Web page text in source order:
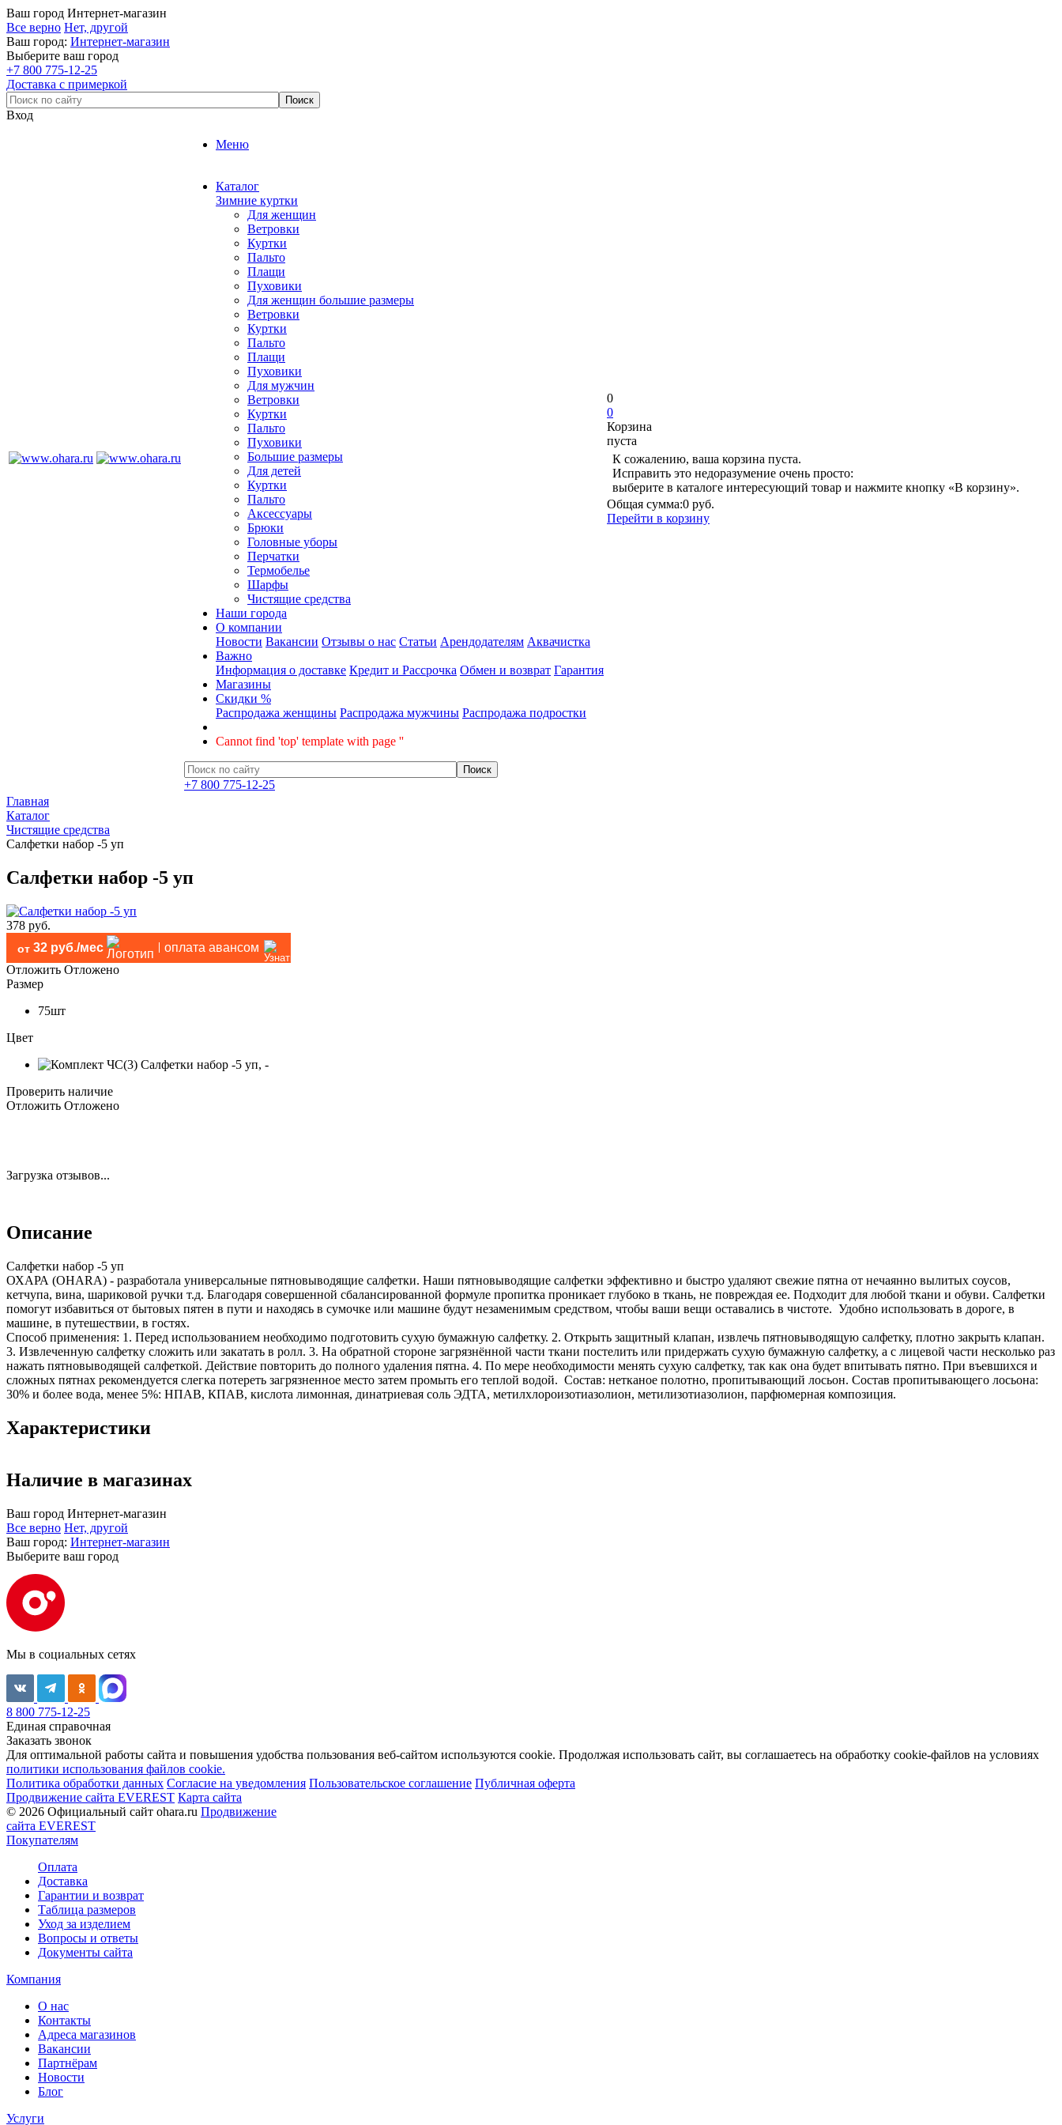
Ваш город Интернет-магазин
Все верно Нет, другой
Ваш город: Интернет-магазин
Выберите ваш город
+7 800 775-12-25
Доставка с примеркой
Вход
Меню
Каталог
Зимние куртки
Для женщин
Ветровки
Куртки
Пальто
Плащи
Пуховики
Для женщин большие размеры
Ветровки
Куртки
Пальто
Плащи
Пуховики
Для мужчин
Ветровки
Куртки
Пальто
Пуховики
Большие размеры
Для детей
Куртки
Пальто
Аксессуары
Брюки
Головные уборы
Перчатки
Термобелье
Шарфы
Чистящие средства
Наши города
О компании
Новости Вакансии Отзывы о нас Статьи Арендодателям Аквачистка
Важно
Информация о доставке Кредит и Рассрочка Обмен и возврат Гарантия
Магазины
Скидки %
Распродажа женщины Распродажа мужчины Распродажа подростки
Cannot find 'top' template with page ''
+7 800 775-12-25
0
0
Корзина
пуста
К сожалению, ваша корзина пуста.
Исправить это недоразумение очень просто:
выберите в каталоге интересующий товар и нажмите кнопку «В корзину».
Общая сумма:0 руб.
Перейти в корзину
Главная
Каталог
Чистящие средства
Салфетки набор -5 уп
Салфетки набор -5 уп
378 руб.
от 32 руб./мес
оплата авансом
Отложить Отложено
Размер
75шт
Цвет
Проверить наличие
Отложить Отложено
Загрузка отзывов...
Описание
Салфетки набор -5 уп
ОХАРА (OHARA) - разработала универсальные пятновыводящие салфетки. Наши пятновыводящие салфетки эффективно и быстро удаляют свежие пятна от нечаянно вылитых соусов,
кетчупа, вина, шариковой ручки т.д. Благодаря совершенной сбалансированной формуле пропитка проникает глубоко в ткань, не повреждая ее. Подходит для любой ткани и обуви. Салфетки
помогут избавиться от бытовых пятен в пути и находясь в сумочке или машине будут незаменимым средством, чтобы ваши вещи оставались в чистоте. Удобно использовать в дороге, в
машине, в путешествии, в гостях.
Способ применения: 1. Перед использованием необходимо подготовить сухую бумажную салфетку. 2. Открыть защитный клапан, извлечь пятновыводящую салфетку, плотно закрыть клапан.
3. Извлеченную салфетку сложить или закатать в ролл. 3. На обратной стороне загрязнённой части ткани постелить или придержать сухую бумажную салфетку, а с лицевой части несколько раз
нажать пятновыводящей салфеткой. Действие повторить до полного удаления пятна. 4. По мере необходимости менять сухую салфетку, так как она будет впитывать пятно. При въевшихся и
сложных пятнах рекомендуется слегка потереть загрязненное место затем промыть его теплой водой. Состав: нетканое полотно, пропитывающий лосьон. Состав пропитывающего лосьона:
30% и более вода, менее 5%: НПАВ, КПАВ, кислота лимонная, динатриевая соль ЭДТА, метилхлороизотиазолион, метилизотиазолион, парфюмерная композиция.
Характеристики
Наличие в магазинах
Ваш город Интернет-магазин
Все верно Нет, другой
Ваш город: Интернет-магазин
Выберите ваш город
Мы в социальных сетях
8 800 775-12-25
Единая справочная
Заказать звонок
Для оптимальной работы сайта и повышения удобства пользования веб-сайтом используются cookie. Продолжая использовать сайт, вы соглашаетесь на обработку cookie-файлов на условиях
политики использования файлов cookie.
Политика обработки данных Согласие на уведомления Пользовательское соглашение Публичная оферта
Продвижение сайта EVEREST Карта сайта
© 2026 Официальный сайт ohara.ru Продвижение
сайта EVEREST
Покупателям
Оплата
Доставка
Гарантии и возврат
Таблица размеров
Уход за изделием
Вопросы и ответы
Документы сайта
Компания
О нас
Контакты
Адреса магазинов
Вакансии
Партнёрам
Новости
Блог
Услуги